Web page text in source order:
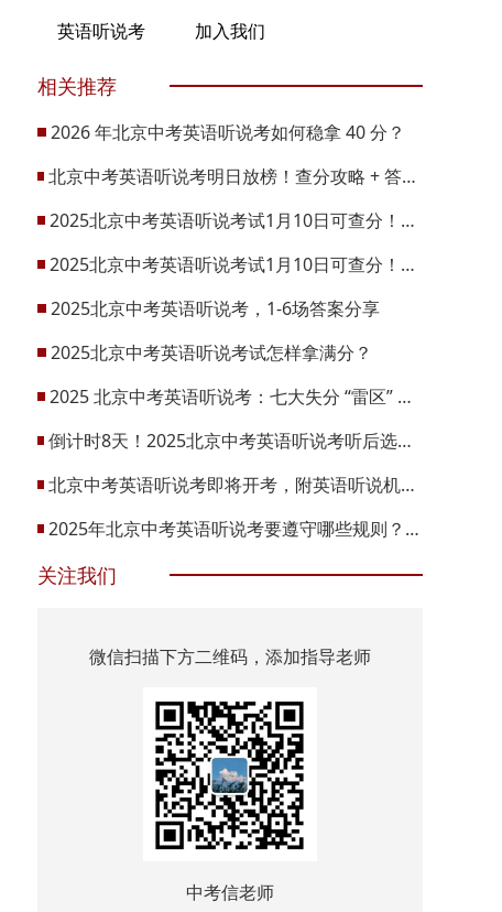
英语听说考 加入我们
相关推荐
2026 年北京中考英语听说考如何稳拿 40 分？
北京中考英语听说考明日放榜！查分攻略 + 答疑全知晓，速来收藏
2025北京中考英语听说考试1月10日可查分！附查分流程！
2025北京中考英语听说考试1月10日可查分！附查分流程！
2025北京中考英语听说考，1-6场答案分享
2025北京中考英语听说考试怎样拿满分？
2025 北京中考英语听说考：七大失分 “雷区” 大揭秘
倒计时8天！2025北京中考英语听说考听后选择有哪些答题技巧？
北京中考英语听说考即将开考，附英语听说机考详细解答与提示！
2025年北京中考英语听说考要遵守哪些规则？又有哪些注意事项呢？
关注我们
微信扫描下方二维码，添加指导老师
中考信老师